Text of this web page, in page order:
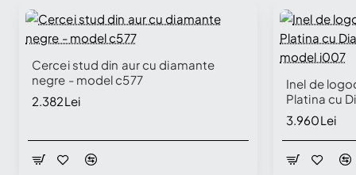
🔥 Selling fast
Cercei stud din aur cu diamante
negre - model c577
2.382Lei
Inel de
Platina cu
model i007
3.960Lei